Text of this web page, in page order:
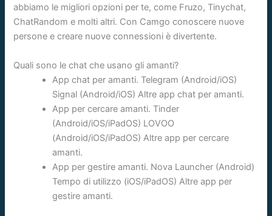
abbiamo le migliori opzioni per te, come Fruzo, Tinychat,
ChatRandom e molti altri. Con Camgo conoscere nuove
persone e creare nuove connessioni è divertente.
Quali sono le chat che usano gli amanti?
App chat per amanti. Telegram (Android/iOS)
Signal (Android/iOS) Altre app chat per amanti.
App per cercare amanti. Tinder
(Android/iOS/iPadOS) LOVOO
(Android/iOS/iPadOS) Altre app per cercare
amanti.
App per gestire amanti. Nova Launcher (Android)
Tempo di utilizzo (iOS/iPadOS) Altre app per
gestire amanti.